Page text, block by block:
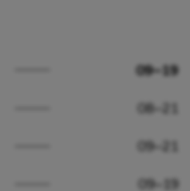
09–19
08–21
09–21
09–19